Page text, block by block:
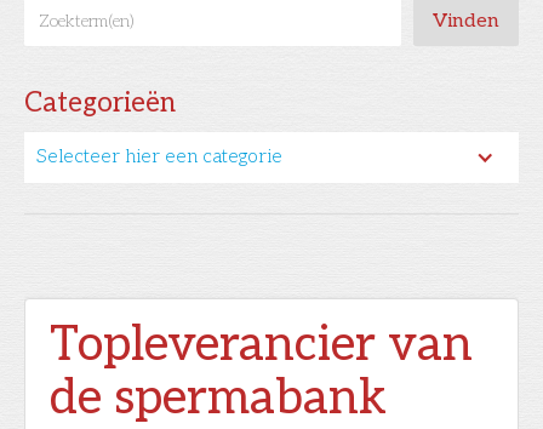
Categorieën
Selecteer hier een categorie
Topleverancier van
de spermabank